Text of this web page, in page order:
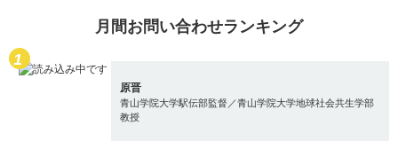
月間お問い合わせランキング
原晋
青山学院大学駅伝部監督／青山学院大学地球社会共生学部
教授